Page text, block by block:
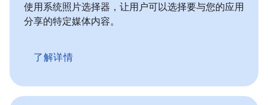
使用系统照片选择器，让用户可以选择要与您的应用
分享的特定媒体内容。
了解详情